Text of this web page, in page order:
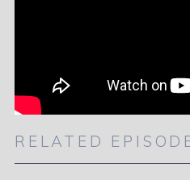
RELATED